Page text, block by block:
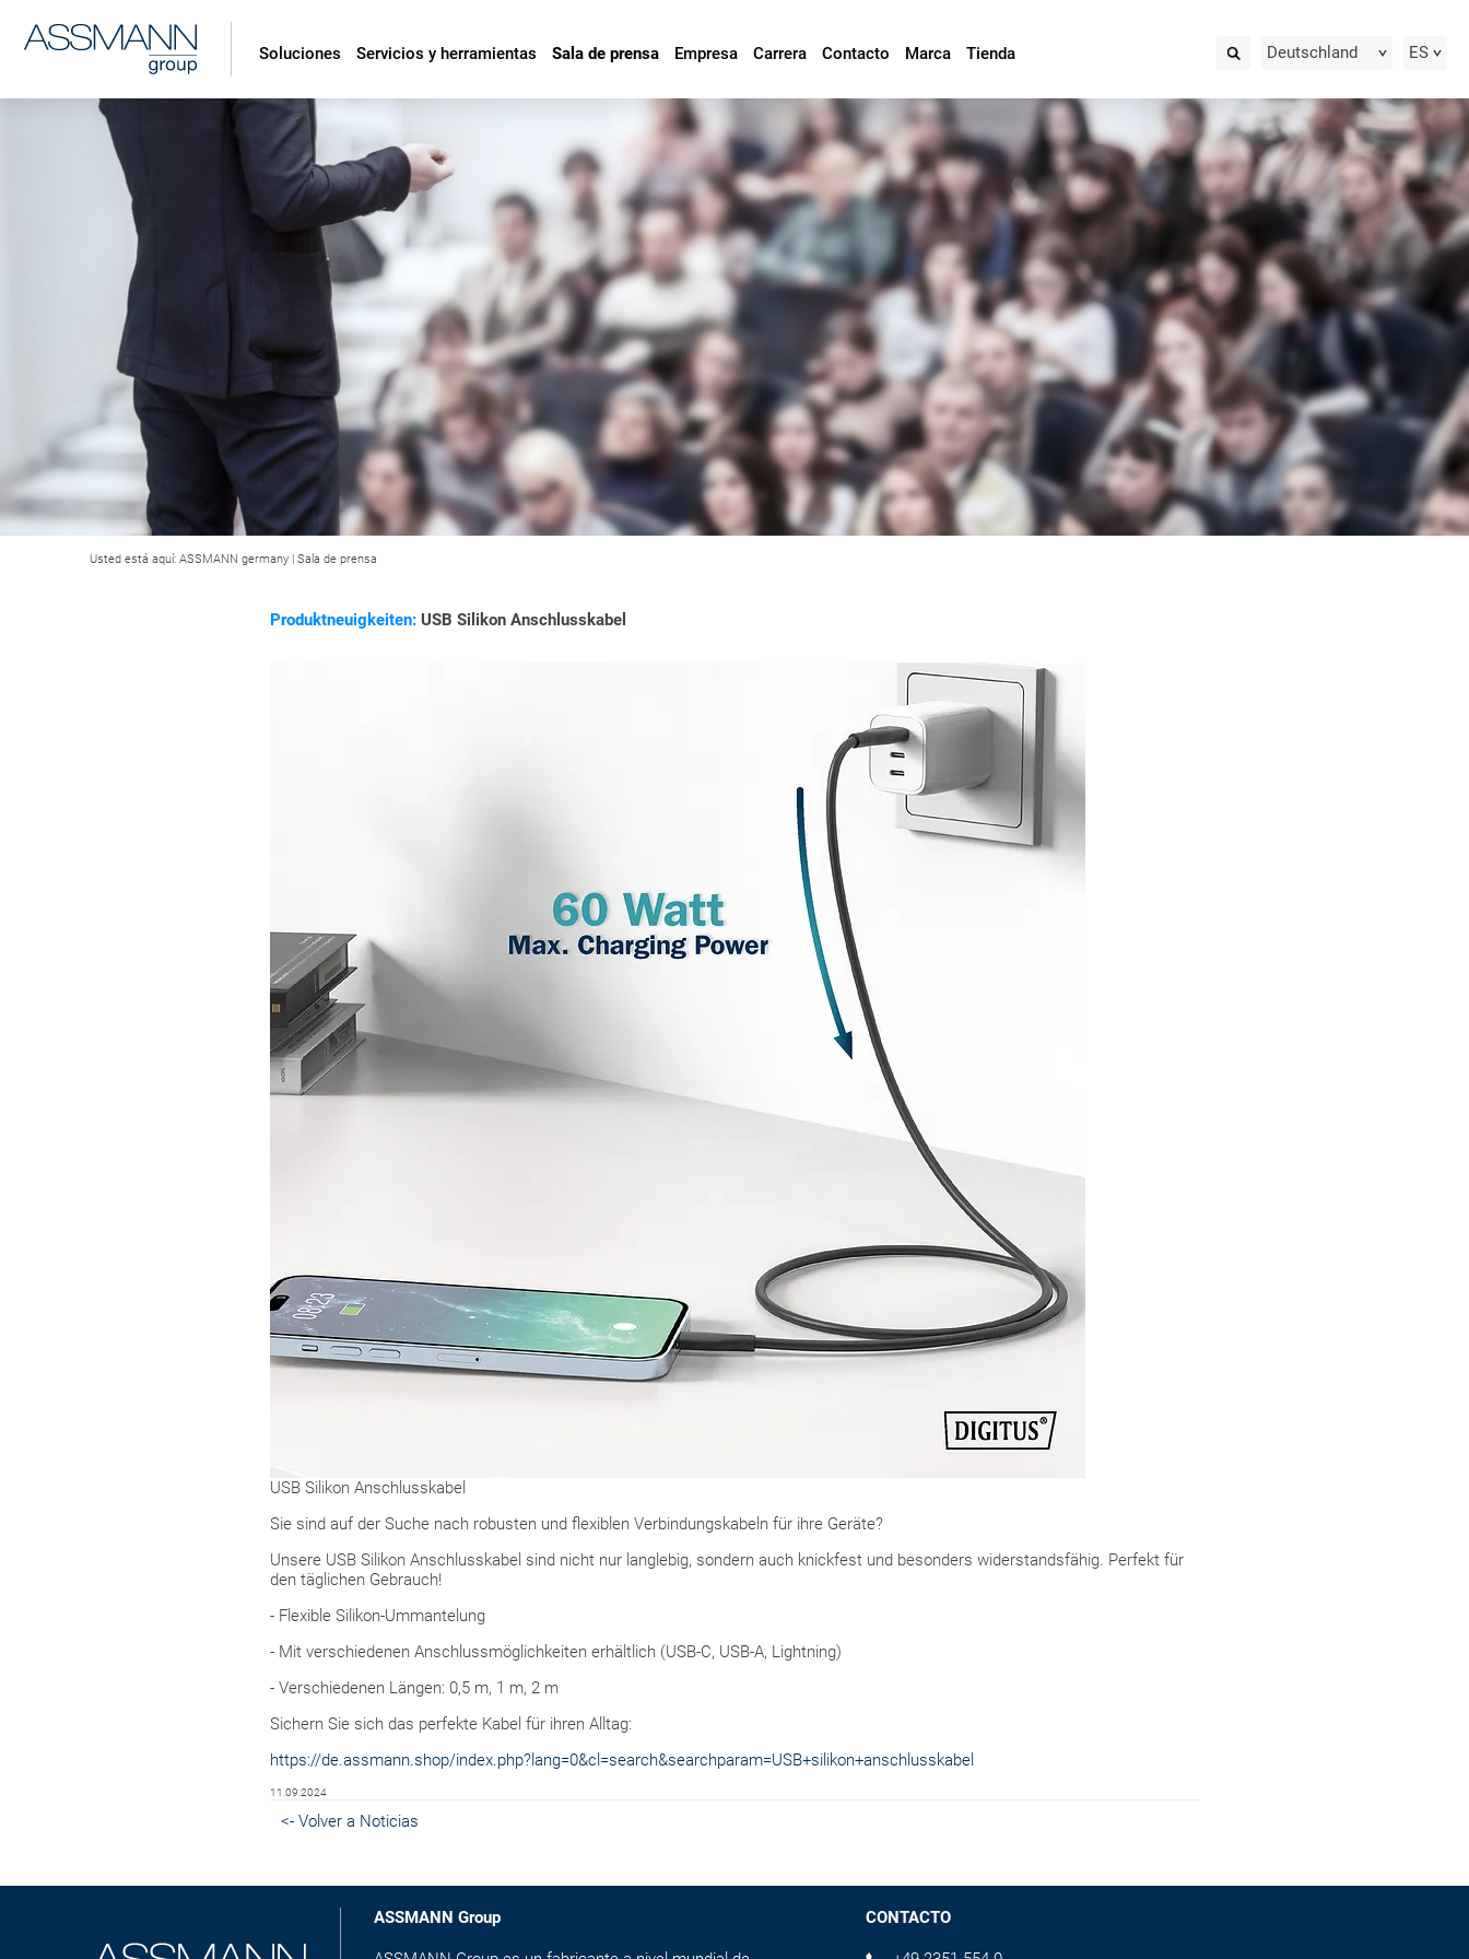
Deutschland ES
Soluciones Servicios y herramientas Sala de prensa Empresa Carrera Contacto Marca Tienda
Usted está aquí: ASSMANN germany | Sala de prensa
Produktneuigkeiten: USB Silikon Anschlusskabel
USB Silikon Anschlusskabel
Sie sind auf der Suche nach robusten und flexiblen Verbindungskabeln für ihre Geräte?
Unsere USB Silikon Anschlusskabel sind nicht nur langlebig, sondern auch knickfest und besonders widerstandsfähig. Perfekt für
den täglichen Gebrauch!
- Flexible Silikon-Ummantelung
- Mit verschiedenen Anschlussmöglichkeiten erhältlich (USB-C, USB-A, Lightning)
- Verschiedenen Längen: 0,5 m, 1 m, 2 m
Sichern Sie sich das perfekte Kabel für ihren Alltag:
https://de.assmann.shop/index.php?lang=0&cl=search&searchparam=USB+silikon+anschlusskabel
11.09.2024
<- Volver a Noticias
ASSMANN Group CONTACTO